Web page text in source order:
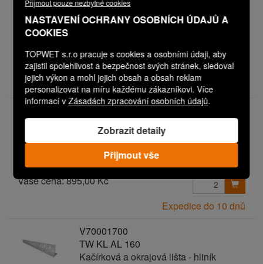
Přijmout pouze nezbytné cookies
NASTAVENÍ OCHRANY OSOBNÍCH ÚDAJŮ A
COOKIES
TOPWET s.r.o pracuje s cookies a osobními údaji, aby
zajistil spolehlivost a bezpečnost svých stránek, sledoval
jejich výkon a mohl jejich obsah a obsah reklam
personalizovat na míru každému zákazníkovi. Více
informací vZásadách zpracování osobních údajů.
Zobrazit detaily
Přijmout vše
Kačírková a okrajová lišta - hliník
Vaše cena:495,00 Kč
Skladem
V70000338
Kačírková a okrajová lišta - hliník
Vaše cena:895,00 Kč
Expedice do 10 dnů
V70001700
TW KL AL 160
Kačírková a okrajová lišta - hliník